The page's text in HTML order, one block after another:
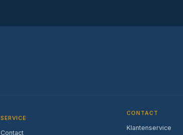
SERVICE
Contact
CONTACT
Klantenservice